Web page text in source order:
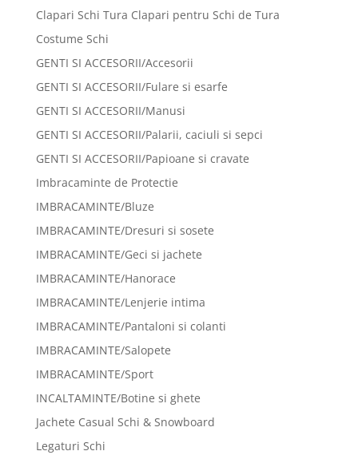
Clapari Schi Tura Clapari pentru Schi de Tura
Costume Schi
GENTI SI ACCESORII/Accesorii
GENTI SI ACCESORII/Fulare si esarfe
GENTI SI ACCESORII/Manusi
GENTI SI ACCESORII/Palarii, caciuli si sepci
GENTI SI ACCESORII/Papioane si cravate
Imbracaminte de Protectie
IMBRACAMINTE/Bluze
IMBRACAMINTE/Dresuri si sosete
IMBRACAMINTE/Geci si jachete
IMBRACAMINTE/Hanorace
IMBRACAMINTE/Lenjerie intima
IMBRACAMINTE/Pantaloni si colanti
IMBRACAMINTE/Salopete
IMBRACAMINTE/Sport
INCALTAMINTE/Botine si ghete
Jachete Casual Schi & Snowboard
Legaturi Schi